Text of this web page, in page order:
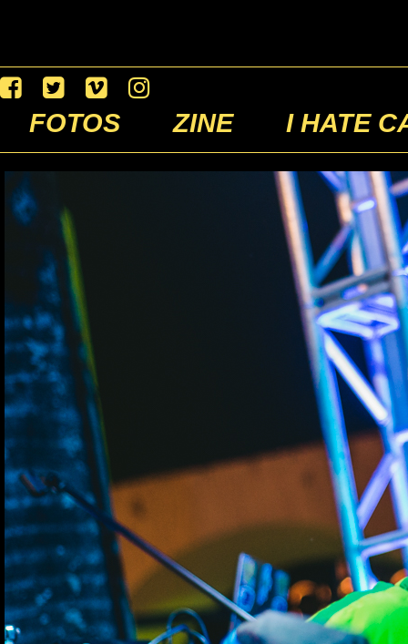
FOTOS ZINE I HATE